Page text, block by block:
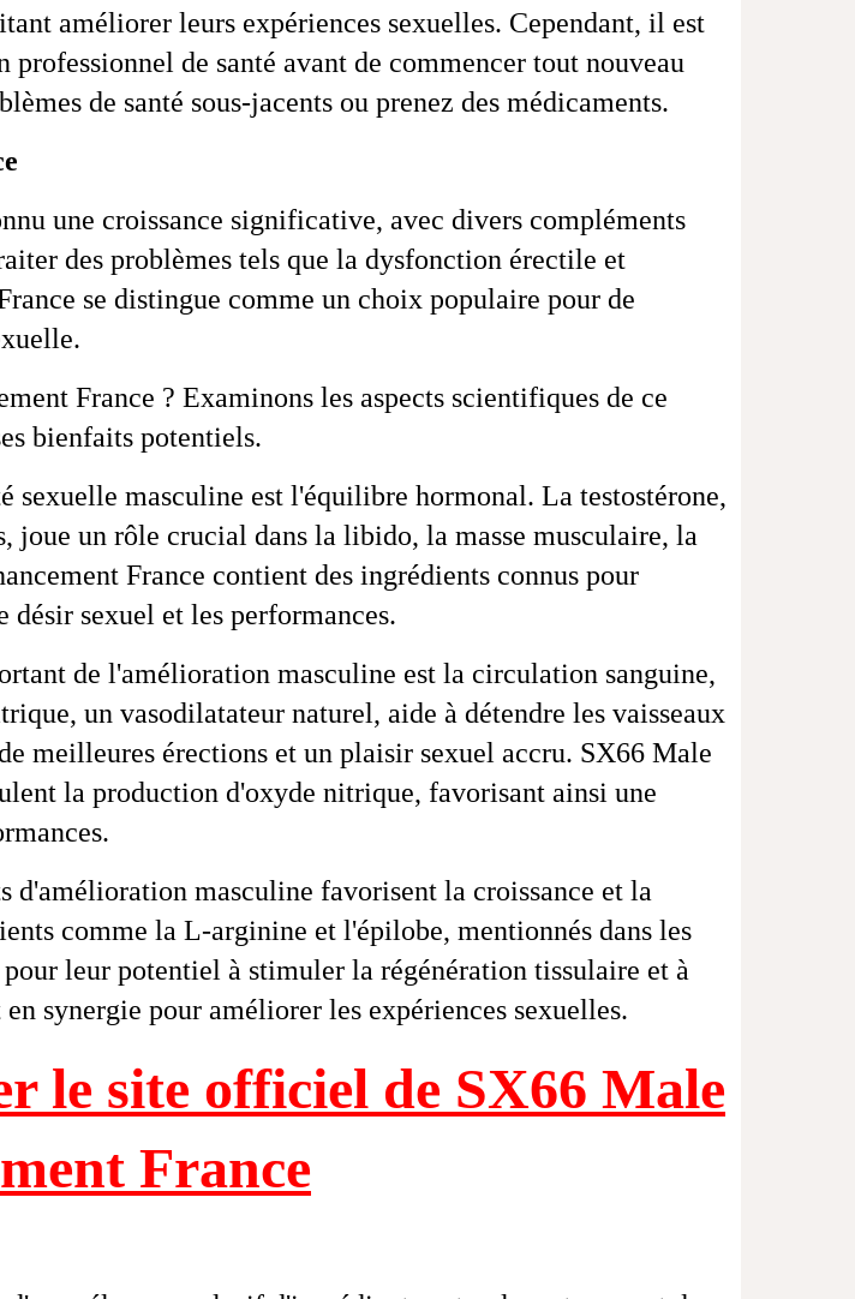
améliorer leurs expériences sexuelles. Cependant, il est
de santé avant de commencer tout nouveau
de santé sous-jacents ou prenez des médicaments.
une croissance significative, avec divers compléments
des problèmes tels que la dysfonction érectile et
se distingue comme un choix populaire pour de
France ? Examinons les aspects scientifiques de ce
bienfaits potentiels.
sexuelle masculine est l'équilibre hormonal. La testostérone,
un rôle crucial dans la libido, la masse musculaire, la
France contient des ingrédients connus pour
désir sexuel et les performances.
de l'amélioration masculine est la circulation sanguine,
un vasodilatateur naturel, aide à détendre les vaisseaux
meilleures érections et un plaisir sexuel accru. SX66 Male
la production d'oxyde nitrique, favorisant ainsi une
d'amélioration masculine favorisent la croissance et la
comme la L-arginine et l'épilobe, mentionnés dans les
leur potentiel à stimuler la régénération tissulaire et à
synergie pour améliorer les expériences sexuelles.
site officiel de SX66 Male
France